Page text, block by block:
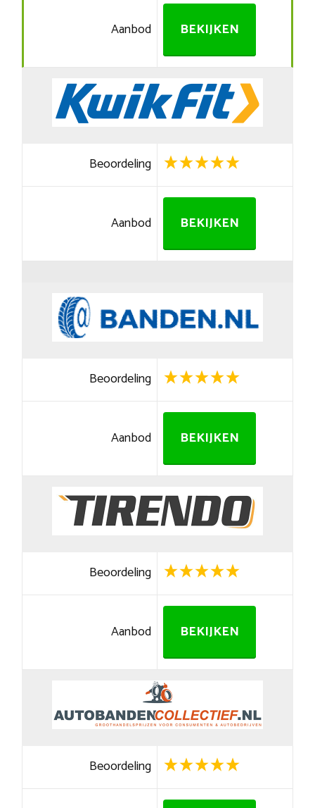
Aanbod BEKIJKEN
Beoordeling
Aanbod BEKIJKEN
Beoordeling
Aanbod BEKIJKEN
Beoordeling
Aanbod BEKIJKEN
Beoordeling